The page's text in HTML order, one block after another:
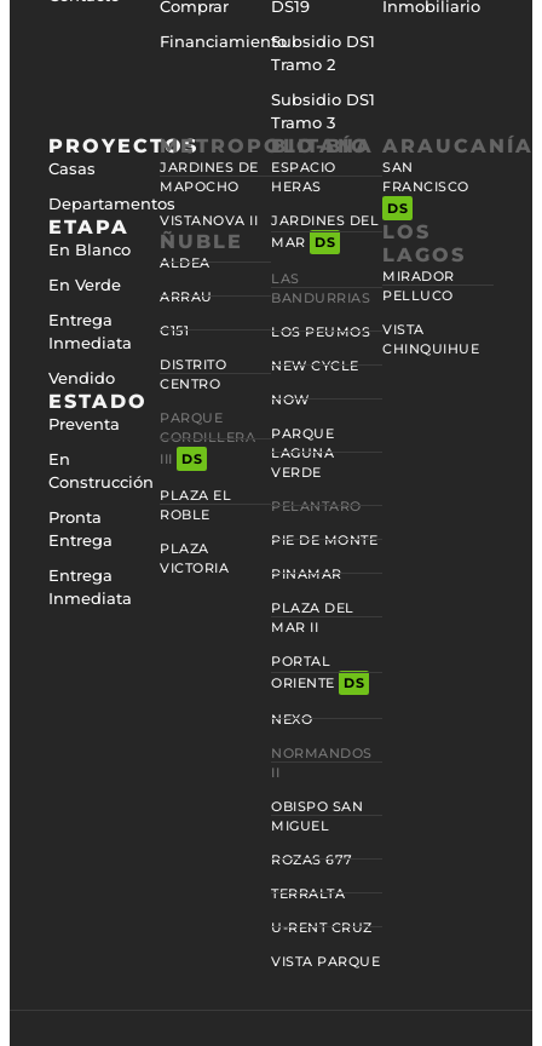
Comprar
Financiamiento
DS19
Subsidio DS1
Tramo 2
Subsidio DS1
Tramo 3
Inmobiliario
PROYECTOS
Casas
Departamentos
ETAPA
En Blanco
En Verde
Entrega
Inmediata
Vendido
ESTADO
Preventa
En
Construcción
Pronta
Entrega
Entrega
Inmediata
METROPOLITANA
JARDINES DE
MAPOCHO
VISTANOVA II
ÑUBLE
ALDEA
ARRAU
C151
DISTRITO
CENTRO
PARQUE
CORDILLERA
III
DS
PLAZA EL
ROBLE
PLAZA
VICTORIA
BIO-BÍO
ESPACIO
HERAS
JARDINES DEL
MAR
DS
LAS
BANDURRIAS
LOS PEUMOS
NEW CYCLE
NOW
PARQUE
LAGUNA
VERDE
PELANTARO
PIE DE MONTE
PINAMAR
PLAZA DEL
MAR II
PORTAL
ORIENTE
DS
NEXO
NORMANDOS
II
OBISPO SAN
MIGUEL
ROZAS 677
TERRALTA
U-RENT CRUZ
VISTA PARQUE
ARAUCANÍA
SAN
FRANCISCO
DS
LOS
LAGOS
MIRADOR
PELLUCO
VISTA
CHINQUIHUE